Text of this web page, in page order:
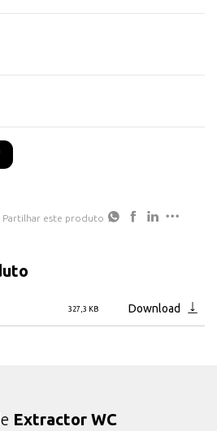
de ventilação e ar condicionado de baixa e
Partilhar este produto
327,3 KB Download
Extractor WC